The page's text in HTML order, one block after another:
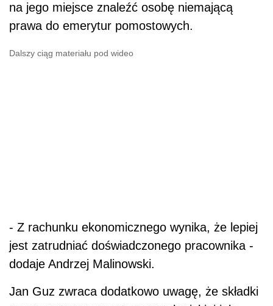
na jego miejsce znaleźć osobę niemającą
prawa do emerytur pomostowych.
Dalszy ciąg materiału pod wideo
- Z rachunku ekonomicznego wynika, że lepiej
jest zatrudniać doświadczonego pracownika -
dodaje Andrzej Malinowski.
Jan Guz zwraca dodatkowo uwagę, że składki